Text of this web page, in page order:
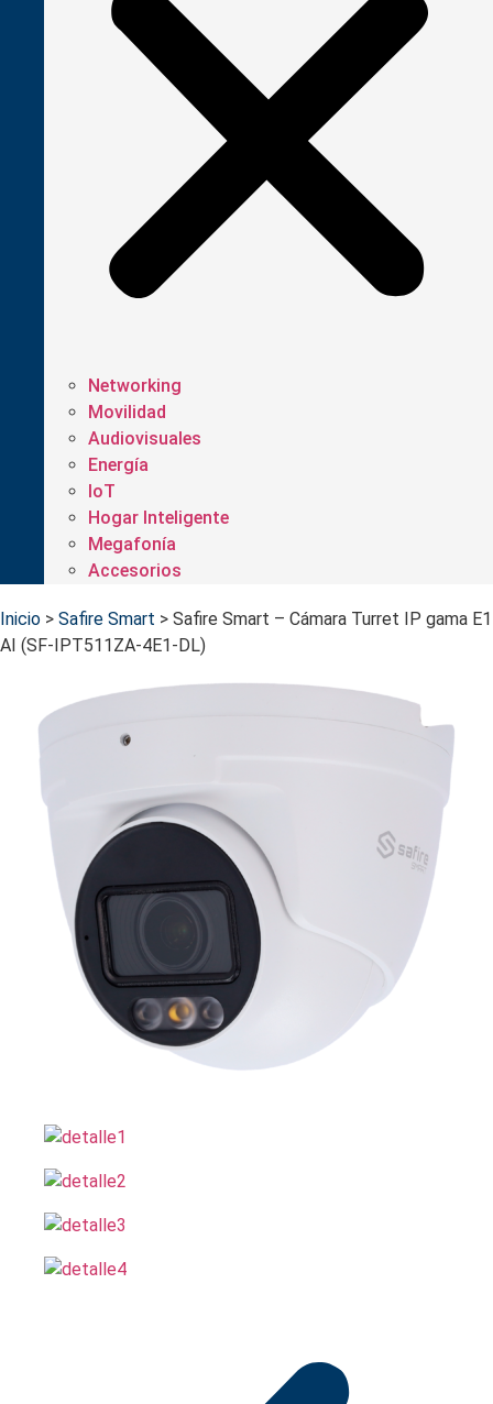
Networking
Movilidad
Audiovisuales
Energía
IoT
Hogar Inteligente
Megafonía
Accesorios
Inicio > Safire Smart > Safire Smart – Cámara Turret IP gama E1
AI (SF-IPT511ZA-4E1-DL)